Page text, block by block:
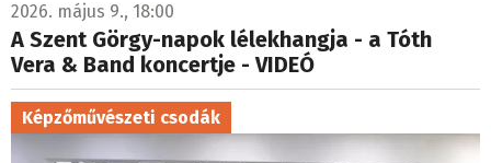
2026. május 9., 18:00
A Szent Görgy-napok lélekhangja - a Tóth
Vera & Band koncertje - VIDEÓ
Képzőművészeti csodák